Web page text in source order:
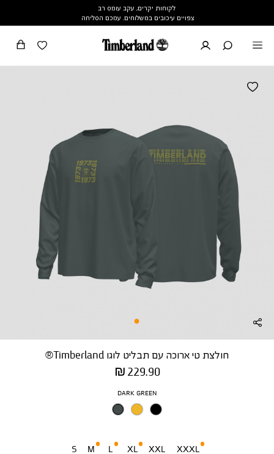
לקוחות יקרים, עקב עומס רב
צפויים עיכובים במשלוחים. עמכם הסליחה
חולצת טי ארוכה עם תבליט לוגו Timberland®
מחיר
מוצר
229.90 ₪
צבע
DARK GREEN
S M L XL XXL XXXL